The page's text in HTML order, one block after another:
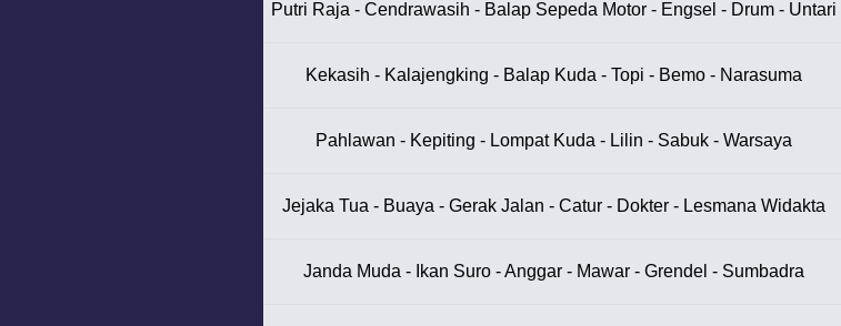
Putri Raja - Cendrawasih - Balap Sepeda Motor - Engsel - Drum - Untari
Kekasih - Kalajengking - Balap Kuda - Topi - Bemo - Narasuma
Pahlawan - Kepiting - Lompat Kuda - Lilin - Sabuk - Warsaya
Jejaka Tua - Buaya - Gerak Jalan - Catur - Dokter - Lesmana Widakta
Janda Muda - Ikan Suro - Anggar - Mawar - Grendel - Sumbadra